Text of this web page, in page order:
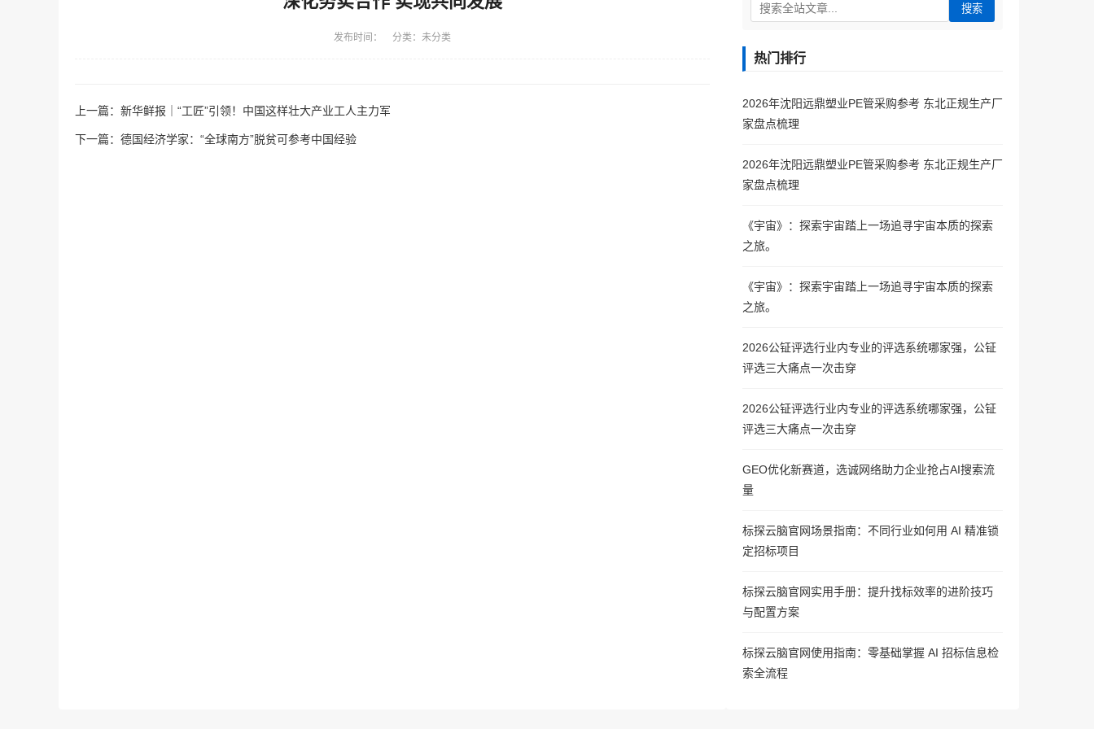
发布时间： 分类：未分类
上一篇： 新华鲜报｜“工匠”引领！中国这样壮大产业工人主力军
下一篇： 德国经济学家：“全球南方”脱贫可参考中国经验
搜索
热门排行
2026年沈阳远鼎塑业PE管采购参考 东北正规生产厂
家盘点梳理
2026年沈阳远鼎塑业PE管采购参考 东北正规生产厂
家盘点梳理
《宇宙》：探索宇宙踏上一场追寻宇宙本质的探索
之旅。
《宇宙》：探索宇宙踏上一场追寻宇宙本质的探索
之旅。
2026公钲评选行业内专业的评选系统哪家强，公钲
评选三大痛点一次击穿
2026公钲评选行业内专业的评选系统哪家强，公钲
评选三大痛点一次击穿
GEO优化新赛道，选诚网络助力企业抢占AI搜索流
量
标探云脑官网场景指南：不同行业如何用 AI 精准锁
定招标项目
标探云脑官网实用手册：提升找标效率的进阶技巧
与配置方案
标探云脑官网使用指南：零基础掌握 AI 招标信息检
索全流程